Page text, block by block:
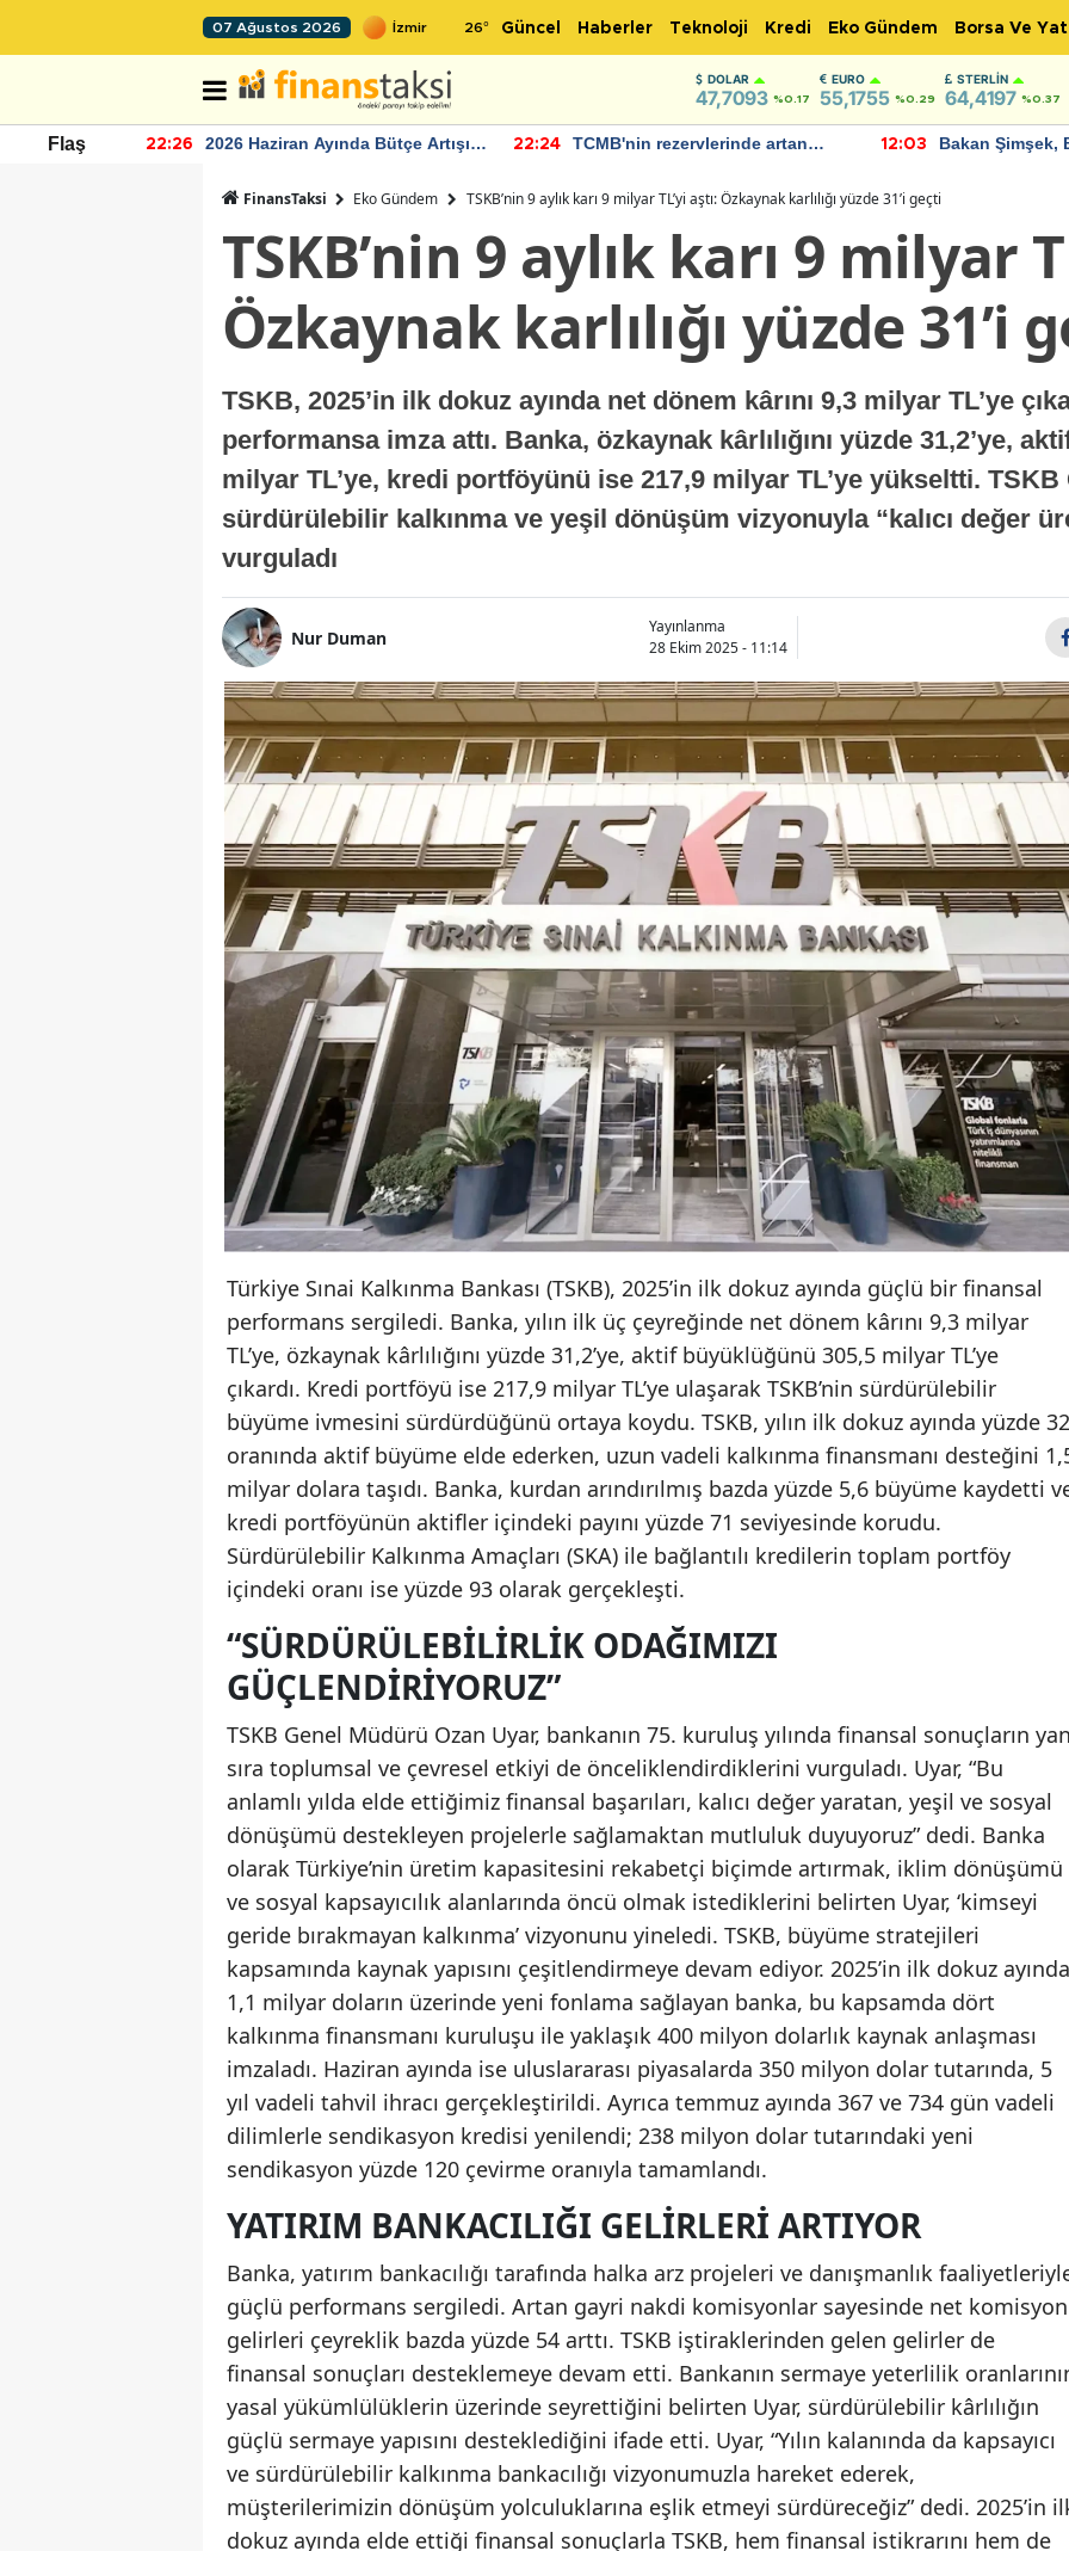
07 Ağustos 2026 26° Güncel Haberler Teknoloji Kredi Eko Gündem Borsa Ve
DOLAR
47,7093 %0.17
EURO
55,1755 %0.29
STERLIN
64,4197 %0.37
Flaş 22:26
2026 Haziran Ayında Bütçe Artışı
22:24
TCMB'nin rezervlerinde artan
12:03
Bakan Şimşek,
FinansTaksi Eko Gündem TSKB’nin 9 aylık karı 9 milyar TL’yi aştı: Özkaynak karlılığı yüzde 31’i geçti
TSKB’nin 9 aylık karı 9 milyar
Özkaynak karlılığı yüzde 31’i
TSKB, 2025’in ilk dokuz ayında net dönem kârını 9,3 milyar TL’ye
performansa imza attı. Banka, özkaynak kârlılığını yüzde 31,2’ye,
milyar TL’ye, kredi portföyünü ise 217,9 milyar TL’ye yükseltti.
sürdürülebilir kalkınma ve yeşil dönüşüm vizyonuyla “kalıcı değer
vurguladı
Nur Duman
Yayınlanma
28 Ekim 2025 - 11:14
Türkiye Sınai Kalkınma Bankası (TSKB), 2025’in ilk dokuz ayında güçlü bir finansal
performans sergiledi. Banka, yılın ilk üç çeyreğinde net dönem kârını 9,3 milyar
TL’ye, özkaynak kârlılığını yüzde 31,2’ye, aktif büyüklüğünü 305,5 milyar TL’ye
çıkardı. Kredi portföyü ise 217,9 milyar TL’ye ulaşarak TSKB’nin sürdürülebilir
büyüme ivmesini sürdürdüğünü ortaya koydu. TSKB, yılın ilk dokuz ayında yüzde 32
oranında aktif büyüme elde ederken, uzun vadeli kalkınma finansmanı desteğini
milyar dolara taşıdı. Banka, kurdan arındırılmış bazda yüzde 5,6 büyüme kaydetti
kredi portföyünün aktifler içindeki payını yüzde 71 seviyesinde korudu.
Sürdürülebilir Kalkınma Amaçları (SKA) ile bağlantılı kredilerin toplam portföy
içindeki oranı ise yüzde 93 olarak gerçekleşti.
“SÜRDÜRÜLEBILIRLIK ODAĞIMIZI
GÜÇLENDIRIYORUZ”
TSKB Genel Müdürü Ozan Uyar, bankanın 75. kuruluş yılında finansal sonuçların
sıra toplumsal ve çevresel etkiyi de önceliklendirdiklerini vurguladı. Uyar, “Bu
anlamlı yılda elde ettiğimiz finansal başarıları, kalıcı değer yaratan, yeşil ve sosyal
dönüşümü destekleyen projelerle sağlamaktan mutluluk duyuyoruz” dedi. Banka
olarak Türkiye’nin üretim kapasitesini rekabetçi biçimde artırmak, iklim dönüşümü
ve sosyal kapsayıcılık alanlarında öncü olmak istediklerini belirten Uyar, ‘kimseyi
geride bırakmayan kalkınma’ vizyonunu yineledi. TSKB, büyüme stratejileri
kapsamında kaynak yapısını çeşitlendirmeye devam ediyor. 2025’in ilk dokuz ayında
1,1 milyar doların üzerinde yeni fonlama sağlayan banka, bu kapsamda dört
kalkınma finansmanı kuruluşu ile yaklaşık 400 milyon dolarlık kaynak anlaşması
imzaladı. Haziran ayında ise uluslararası piyasalarda 350 milyon dolar tutarında, 5
yıl vadeli tahvil ihracı gerçekleştirildi. Ayrıca temmuz ayında 367 ve 734 gün vadeli
dilimlerle sendikasyon kredisi yenilendi; 238 milyon dolar tutarındaki yeni
sendikasyon yüzde 120 çevirme oranıyla tamamlandı.
YATIRIM BANKACILIĞI GELIRLERI ARTIYOR
Banka, yatırım bankacılığı tarafında halka arz projeleri ve danışmanlık
güçlü performans sergiledi. Artan gayri nakdi komisyonlar sayesinde net komisyon
gelirleri çeyreklik bazda yüzde 54 arttı. TSKB iştiraklerinden gelen gelirler de
finansal sonuçları desteklemeye devam etti. Bankanın sermaye yeterlilik
yasal yükümlülüklerin üzerinde seyrettiğini belirten Uyar, sürdürülebilir kârlılığın
güçlü sermaye yapısını desteklediğini ifade etti. Uyar, “Yılın kalanında da kapsayıcı
ve sürdürülebilir kalkınma bankacılığı vizyonumuzla hareket ederek,
müşterilerimizin dönüşüm yolculuklarına eşlik etmeyi sürdüreceğiz” dedi. 2025’in
dokuz ayında elde ettiği finansal sonuçlarla TSKB, hem finansal istikrarını hem de